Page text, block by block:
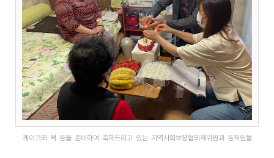
케이크와 떡 등을 준비하여 축하드리고 있는 지역사회보장협의체위원과 동직원들